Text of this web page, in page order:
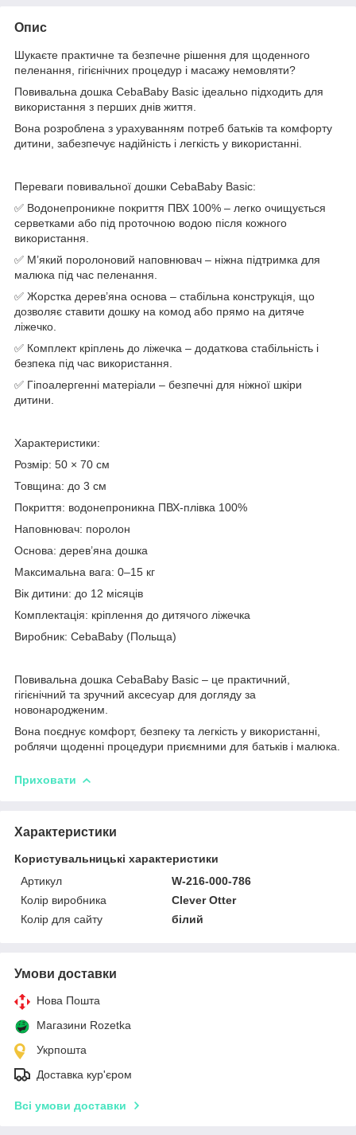
Опис
Шукаєте практичне та безпечне рішення для щоденного
пеленання, гігієнічних процедур і масажу немовляти?
Повивальна дошка CebaBaby Basic ідеально підходить для
використання з перших днів життя.
Вона розроблена з урахуванням потреб батьків та комфорту
дитини, забезпечує надійність і легкість у використанні.
Переваги повивальної дошки CebaBaby Basic:
✅ Водонепроникне покриття ПВХ 100% – легко очищується
серветками або під проточною водою після кожного
використання.
✅ М’який поролоновий наповнювач – ніжна підтримка для
малюка під час пеленання.
✅ Жорстка дерев’яна основа – стабільна конструкція, що
дозволяє ставити дошку на комод або прямо на дитяче
ліжечко.
✅ Комплект кріплень до ліжечка – додаткова стабільність і
безпека під час використання.
✅ Гіпоалергенні матеріали – безпечні для ніжної шкіри
дитини.
Характеристики:
Розмір: 50 × 70 см
Товщина: до 3 см
Покриття: водонепроникна ПВХ-плівка 100%
Наповнювач: поролон
Основа: дерев’яна дошка
Максимальна вага: 0–15 кг
Вік дитини: до 12 місяців
Комплектація: кріплення до дитячого ліжечка
Виробник: CebaBaby (Польща)
Повивальна дошка CebaBaby Basic – це практичний,
гігієнічний та зручний аксесуар для догляду за
новонародженим.
Вона поєднує комфорт, безпеку та легкість у використанні,
роблячи щоденні процедури приємними для батьків і малюка.
Приховати
Характеристики
Користувальницькі характеристики
Артикул
W-216-000-786
Колір виробника
Clever Otter
Колір для сайту
білий
Умови доставки
Нова Пошта
Магазини Rozetka
Укрпошта
Доставка кур'єром
Всі умови доставки